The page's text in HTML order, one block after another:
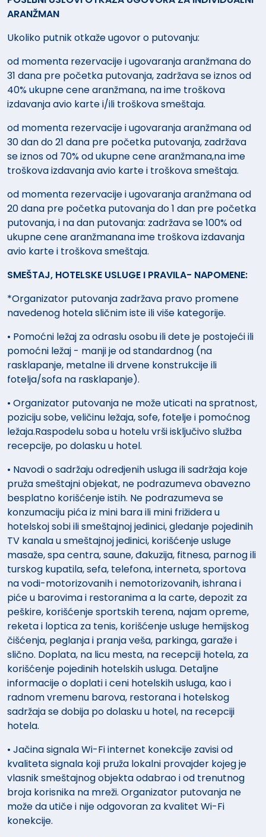
ARANŽMAN
Ukoliko putnik otkaže ugovor o putovanju:
od momenta rezervacije i ugovaranja aranžmana do
31 dana pre početka putovanja, zadržava se iznos od
40% ukupne cene aranžmana, na ime troškova
izdavanja avio karte i/ili troškova smeštaja.
od momenta rezervacije i ugovaranja aranžmana od
30 dan do 21 dana pre početka putovanja, zadržava
se iznos od 70% od ukupne cene aranžmana,na ime
troškova izdavanja avio karte i troškova smeštaja.
od momenta rezervacije i ugovaranja aranžmana od
20 dana pre početka putovanja do 1 dan pre početka
putovanja, i na dan putovanja: zadržava se 100% od
ukupne cene aranžmanana ime troškova izdavanja
avio karte i troškova smeštaja.
SMEŠTAJ, HOTELSKE USLUGE I PRAVILA- NAPOMENE:
*Organizator putovanja zadržava pravo promene
navedenog hotela sličnim iste ili više kategorije.
• Pomoćni ležaj za odraslu osobu ili dete je postojeći ili
pomoćni ležaj - manji je od standardnog (na
rasklapanje, metalne ili drvene konstrukcije ili
fotelja/sofa na rasklapanje).
• Organizator putovanja ne može uticati na spratnost,
poziciju sobe, veličinu ležaja, sofe, fotelje i pomoćnog
ležaja.Raspodelu soba u hotelu vrši isključivo služba
recepcije, po dolasku u hotel.
• Navodi o sadržaju odredjenih usluga ili sadržaja koje
pruža smeštajni objekat, ne podrazumeva obavezno
besplatno korišćenje istih. Ne podrazumeva se
konzumaciju pića iz mini bara ili mini frižidera u
hotelskoj sobi ili smeštajnoj jedinici, gledanje pojedinih
TV kanala u smeštajnoj jedinici, korišćenje usluge
masaže, spa centra, saune, đakuzija, fitnesa, parnog ili
turskog kupatila, sefa, telefona, interneta, sportova
na vodi-motorizovanih i nemotorizovanih, ishrana i
piće u barovima i restoranima a la carte, depozit za
peškire, korišćenje sportskih terena, najam opreme,
reketa i loptica za tenis, korišćenje usluge hemijskog
čišćenja, peglanja i pranja veša, parkinga, garaže i
slično. Doplata, na licu mesta, na recepciji hotela, za
korišćenje pojedinih hotelskih usluga. Detaljne
informacije o doplati i ceni hotelskih usluga, kao i
radnom vremenu barova, restorana i hotelskog
sadržaja se dobija po dolasku u hotel, na recepciji
hotela.
• Jačina signala Wi-Fi internet konekcije zavisi od
kvaliteta signala koji pruža lokalni provajder kojeg je
vlasnik smeštajnog objekta odabrao i od trenutnog
broja korisnika na mreži. Organizator putovanja ne
može da utiče i nije odgovoran za kvalitet Wi-Fi
konekcije.